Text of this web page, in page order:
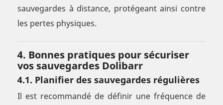
sauvegardes à distance, protégeant ainsi contre
les pertes physiques.
4. Bonnes pratiques pour sécuriser
vos sauvegardes Dolibarr
4.1. Planifier des sauvegardes régulières
Il est recommandé de définir une fréquence de